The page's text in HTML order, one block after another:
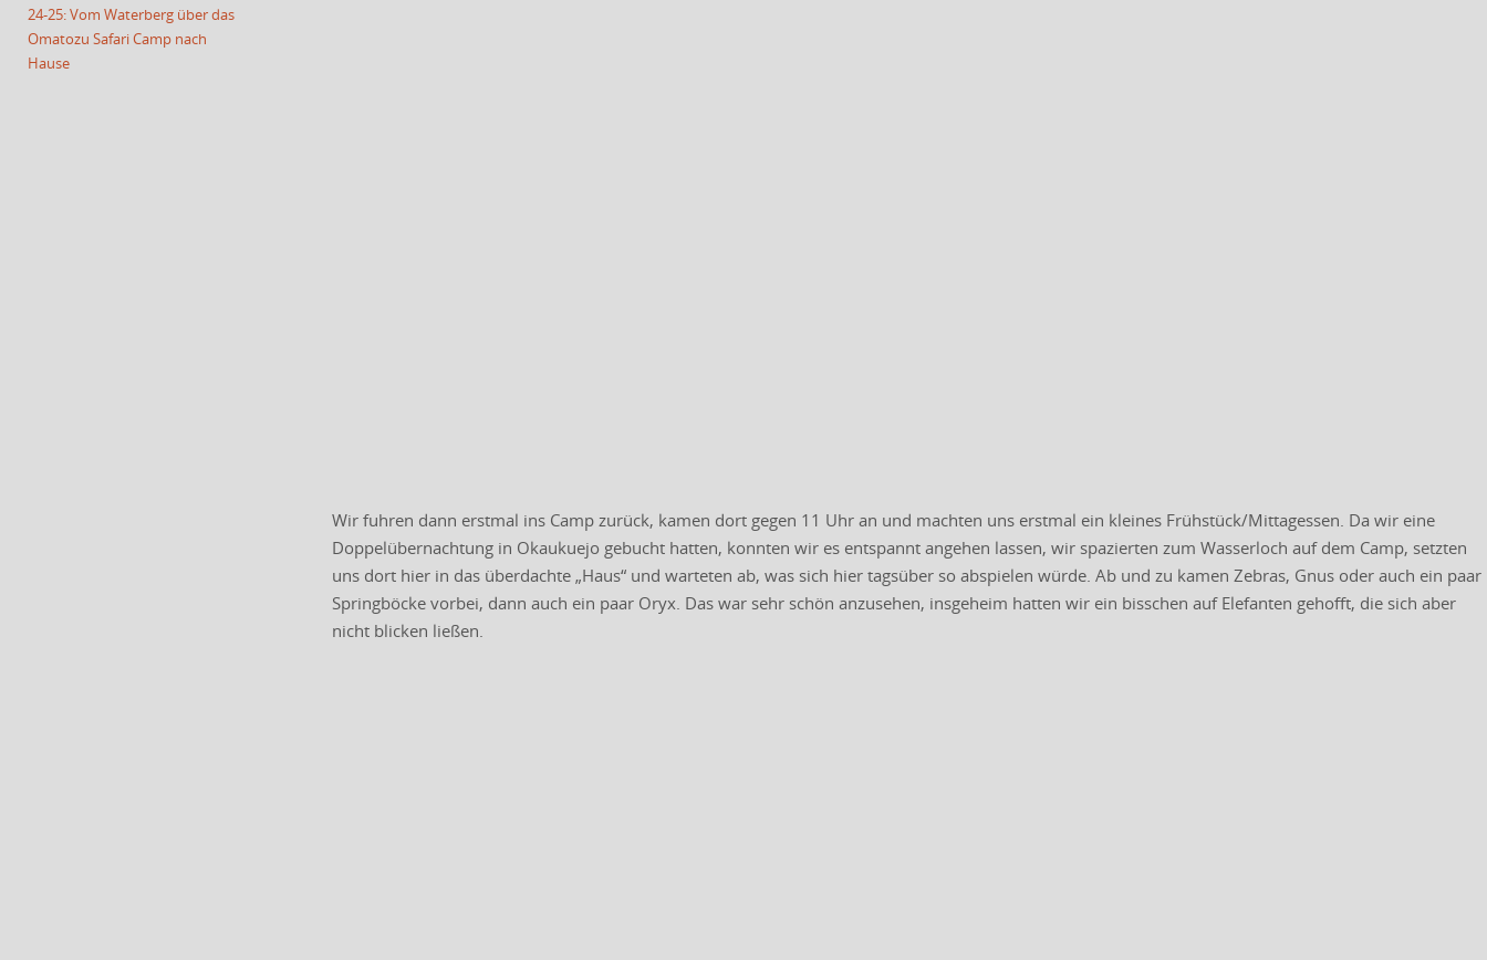
Wir fuhren dann erstmal ins Camp zurück, kamen dort gegen 11 Uhr an und machten uns erstmal ein kleines Frühstück/Mittagessen. Da wir eine
Doppelübernachtung in Okaukuejo gebucht hatten, konnten wir es entspannt angehen lassen, wir spazierten zum Wasserloch auf dem Camp, setzten
uns dort hier in das überdachte „Haus“ und warteten ab, was sich hier tagsüber so abspielen würde. Ab und zu kamen Zebras, Gnus oder auch ein paar
Springböcke vorbei, dann auch ein paar Oryx. Das war sehr schön anzusehen, insgeheim hatten wir ein bisschen auf Elefanten gehofft, die sich aber
nicht blicken ließen.
24-25: Vom Waterberg über das
Omatozu Safari Camp nach
Hause